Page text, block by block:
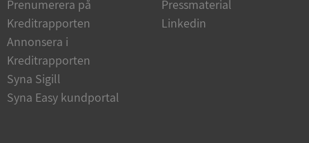
Prenumerera på
Kreditrapporten
Annonsera i
Kreditrapporten
Syna Sigill
Syna Easy kundportal
Pressmaterial
Linkedin
Microsoft
Corporation